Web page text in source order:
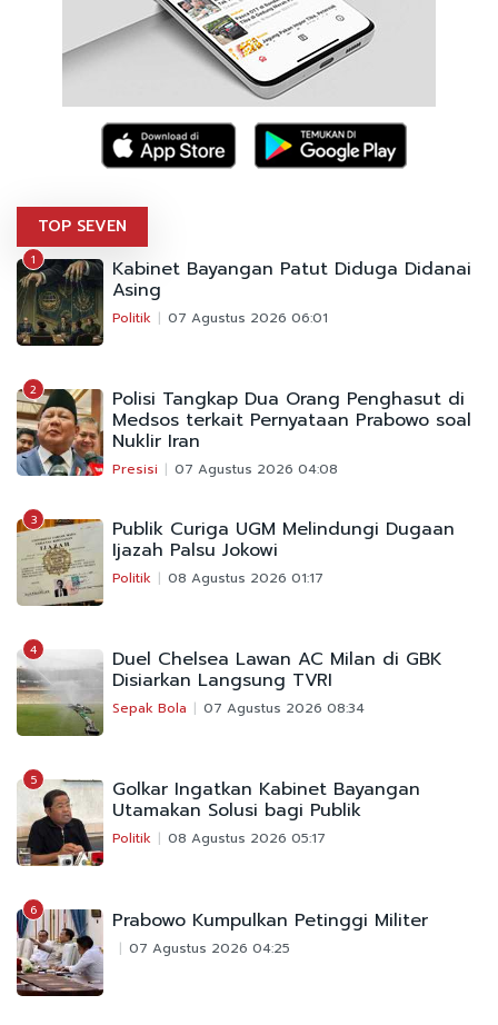
TOP SEVEN
1 Kabinet Bayangan Patut Diduga Didanai
Asing
Politik 07 Agustus 2026 06:01
2 Polisi Tangkap Dua Orang Penghasut di
Medsos terkait Pernyataan Prabowo soal
Nuklir Iran
Presisi 07 Agustus 2026 04:08
3 Publik Curiga UGM Melindungi Dugaan
Ijazah Palsu Jokowi
Politik 08 Agustus 2026 01:17
4 Duel Chelsea Lawan AC Milan di GBK
Disiarkan Langsung TVRI
Sepak Bola 07 Agustus 2026 08:34
5 Golkar Ingatkan Kabinet Bayangan
Utamakan Solusi bagi Publik
Politik 08 Agustus 2026 05:17
6 Prabowo Kumpulkan Petinggi Militer
07 Agustus 2026 04:25